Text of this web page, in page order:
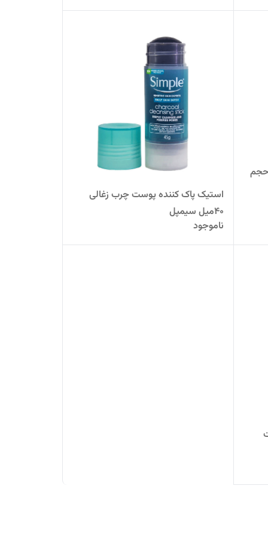
حجم
استیک پاک کننده پوست چرب زغالی
40میل سیمپل
ناموجود